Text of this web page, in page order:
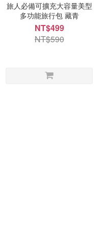
旅人必備可擴充大容量美型
多功能旅行包 藏青
NT$499
NT$590